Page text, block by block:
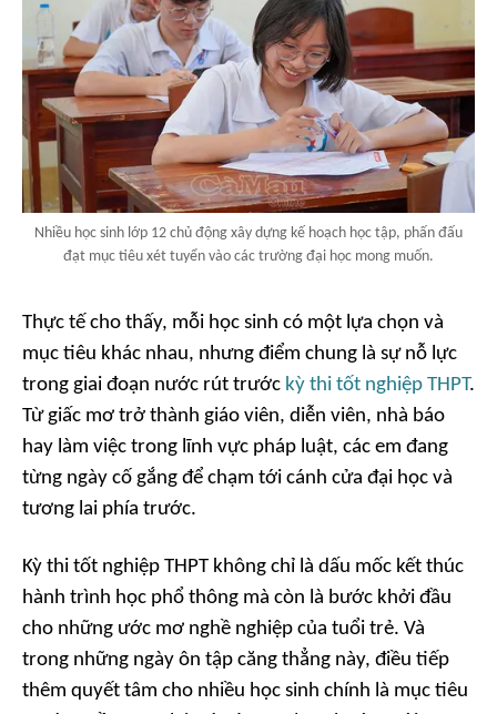
Nhiều học sinh lớp 12 chủ động xây dựng kế hoạch học tập, phấn đấu
đạt mục tiêu xét tuyển vào các trường đại học mong muốn.
Thực tế cho thấy, mỗi học sinh có một lựa chọn và
mục tiêu khác nhau, nhưng điểm chung là sự nỗ lực
trong giai đoạn nước rút trước kỳ thi tốt nghiệp THPT.
Từ giấc mơ trở thành giáo viên, diễn viên, nhà báo
hay làm việc trong lĩnh vực pháp luật, các em đang
từng ngày cố gắng để chạm tới cánh cửa đại học và
tương lai phía trước.
Kỳ thi tốt nghiệp THPT không chỉ là dấu mốc kết thúc
hành trình học phổ thông mà còn là bước khởi đầu
cho những ước mơ nghề nghiệp của tuổi trẻ. Và
trong những ngày ôn tập căng thẳng này, điều tiếp
thêm quyết tâm cho nhiều học sinh chính là mục tiêu